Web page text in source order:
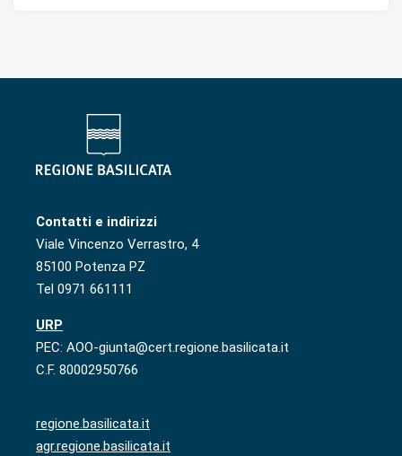
Contatti e indirizzi
Viale Vincenzo Verrastro, 4
85100 Potenza PZ
Tel 0971 661111
URP
PEC: AOO-giunta@cert.regione.basilicata.it
C.F. 80002950766
regione.basilicata.it
agr.regione.basilicata.it